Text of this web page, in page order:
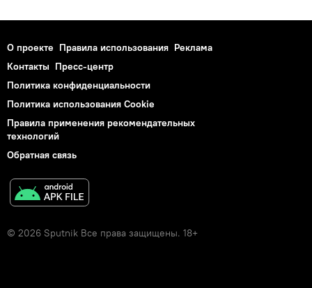
О проекте Правила использования Реклама
Контакты Пресс-центр
Политика конфиденциальности
Политика использования Cookie
Правила применения рекомендательных
технологий
Обратная связь
© 2026 Sputnik Все права защищены. 18+